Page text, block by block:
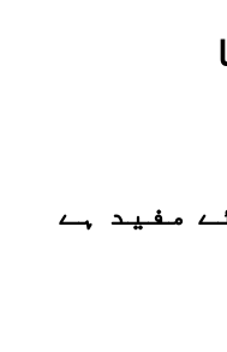
مفید ہے